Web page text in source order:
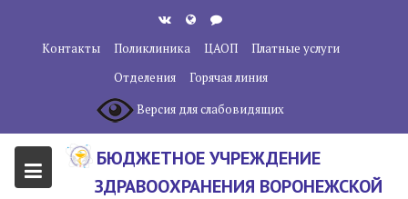
содержанию
Контакты Поликлиника ЦАОП
Платные услуги
Отделения
Горячая линия
Версия для слабовидящих
БЮДЖЕТНОЕ УЧРЕЖДЕНИЕ
ЗДРАВООХРАНЕНИЯ ВОРОНЕЖСКОЙ